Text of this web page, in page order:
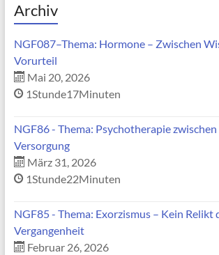
Archiv
NGF087–Thema: Hormone – Zwischen
Vorurteil
Mai 20, 2026
1Stunde17Minuten
NGF86 - Thema: Psychotherapie
Versorgung
März 31, 2026
1Stunde22Minuten
NGF85 - Thema: Exorzismus – Kein Relikt
Vergangenheit
Februar 26, 2026